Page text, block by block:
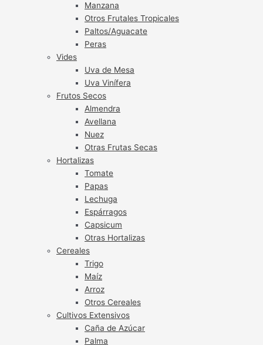
Manzana
Otros Frutales Tropicales
Paltos/Aguacate
Peras
Vides
Uva de Mesa
Uva Vinífera
Frutos Secos
Almendra
Avellana
Nuez
Otras Frutas Secas
Hortalizas
Tomate
Papas
Lechuga
Espárragos
Capsicum
Otras Hortalizas
Cereales
Trigo
Maíz
Arroz
Otros Cereales
Cultivos Extensivos
Caña de Azúcar
Palma